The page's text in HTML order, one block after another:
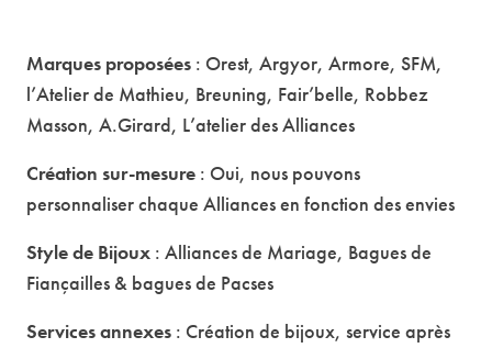
Marques proposées : Orest, Argyor, Armore, SFM,
l’Atelier de Mathieu, Breuning, Fair’belle, Robbez
Masson, A.Girard, L’atelier des Alliances
Création sur-mesure : Oui, nous pouvons
personnaliser chaque Alliances en fonction des envies
Style de Bijoux : Alliances de Mariage, Bagues de
Fiançailles & bagues de Pacses
Services annexes : Création de bijoux, service après